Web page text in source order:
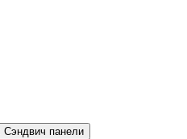
Сэндвич панели